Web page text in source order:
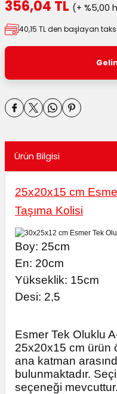
Masura Kapaklı
356,04 TL (+ %5,00
40,15 TL den başlayan
Ürün Bilgisi
25x20x15 cm
Taşıma Kolisi
Boy: 25cm
En: 20cm
Yükseklik: 15cm
Desi: 2,5
Esmer Tek Oluklu
25x20x15 cm ürün
ana katman
bulunmaktadır.
seçeneği mevcuttur.